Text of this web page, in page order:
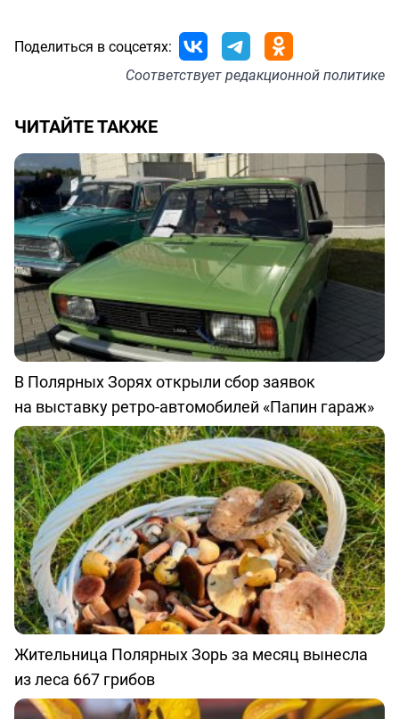
Поделиться в соцсетях:
Соответствуетредакционной политике
ЧИТАЙТЕ ТАКЖЕ
В Полярных Зорях открыли сбор заявок
на выставку ретро-автомобилей «Папин гараж»
Жительница Полярных Зорь за месяц вынесла
из леса 667 грибов